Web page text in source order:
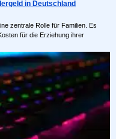
in Deutschland
zentrale Rolle für Familien. Es
für die Erziehung ihrer